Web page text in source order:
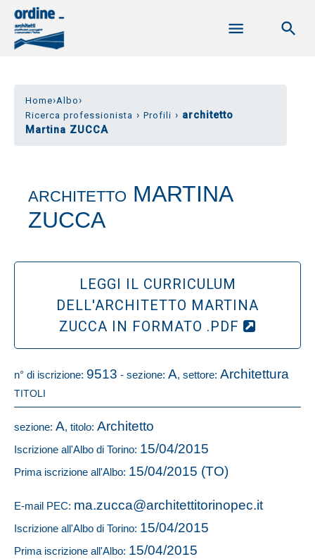
Home›Albo›
Ricerca professionista › Profili › architetto
Martina ZUCCA
ARCHITETTO MARTINA
ZUCCA
LEGGI IL CURRICULUM
DELL'ARCHITETTO MARTINA
ZUCCA IN FORMATO .PDF
n° di iscrizione: 9513 - sezione: A, settore: Architettura
TITOLI
sezione: A, titolo: Architetto
Iscrizione all'Albo di Torino: 15/04/2015
Prima iscrizione all'Albo: 15/04/2015 (TO)
E-mail PEC: ma.zucca@architettitorinopec.it
Iscrizione all'Albo di Torino: 15/04/2015
Prima iscrizione all'Albo: 15/04/2015